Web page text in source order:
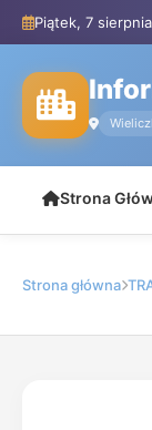
Piątek, 7
Strona
Strona główna